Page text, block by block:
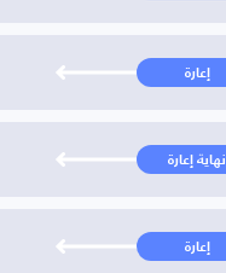
إعارة
نهاية إعارة
إعارة